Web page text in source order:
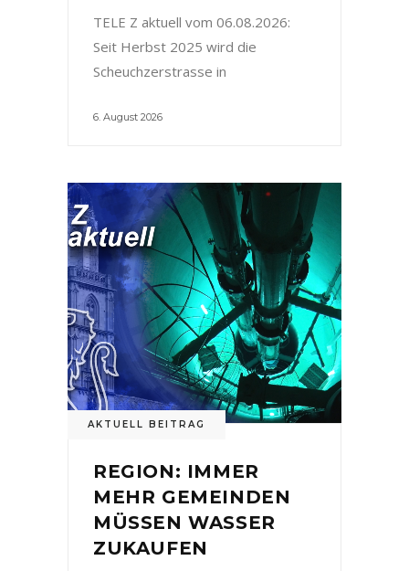
TELE Z aktuell vom 06.08.2026:
Seit Herbst 2025 wird die
Scheuchzerstrasse in
6. August 2026
AKTUELL BEITRAG
REGION: IMMER
MEHR GEMEINDEN
MÜSSEN WASSER
ZUKAUFEN